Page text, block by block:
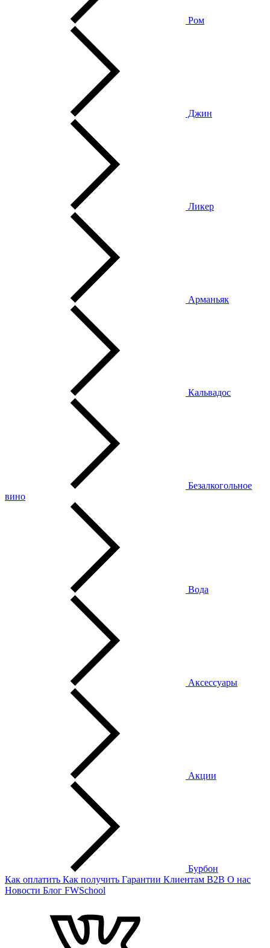
Ром
Джин
Ликер
Арманьяк
Кальвадос
Безалкогольное
вино
Вода
Аксессуары
Акции
Бурбон
Как оплатить Как получить Гарантии Клиентам B2B О нас
Новости Блог FWSchool